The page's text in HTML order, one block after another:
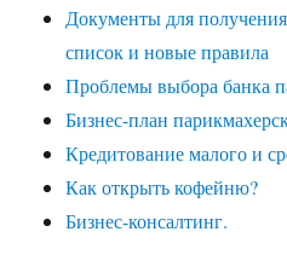
Документы для
список и новые правила
Проблемы выбора банка
Бизнес-план
Кредитование малого и
Как открыть кофейню?
Бизнес-консалтинг.